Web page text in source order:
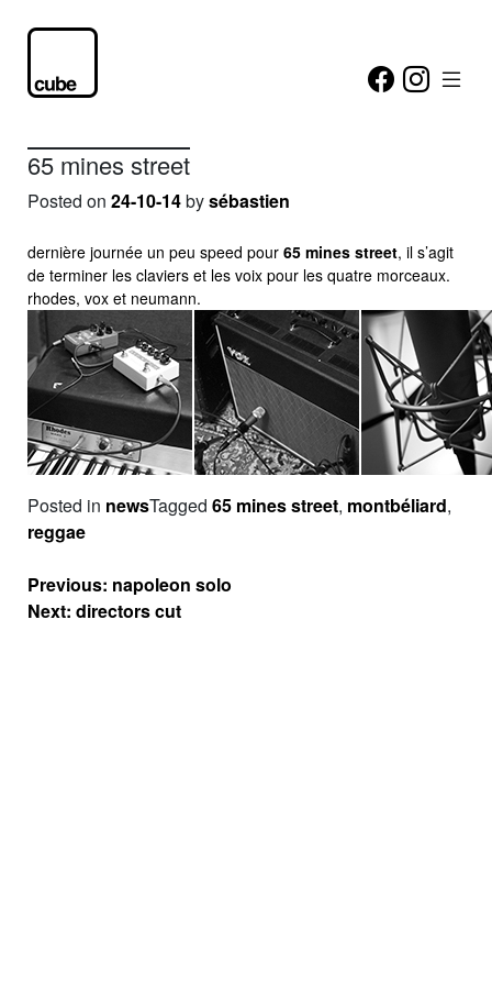
65 mines street
Posted on 24-10-14bysébastien
dernière journée un peu speed pour 65 mines street, il s’agit
de terminer les claviers et les voix pour les quatre morceaux.
rhodes, vox et neumann.
Posted in newsTagged 65 mines street, montbéliard,
reggae
Navigation
de
l’article
Previous: napoleon solo
Next: directors cut